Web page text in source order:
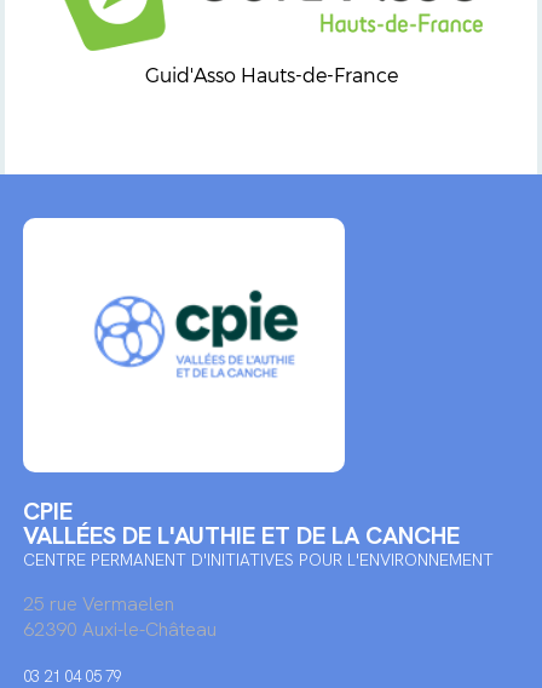
Guid'Asso Hauts-de-France
CPIE
VALLÉES DE L'AUTHIE ET DE LA CANCHE
CENTRE PERMANENT D'INITIATIVES POUR L'ENVIRONNEMENT
25 rue Vermaelen
62390 Auxi-le-Château
03 21 04 05 79